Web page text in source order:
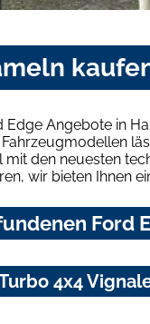
Edge Angebote in
mit den neuesten
wir bieten Ihnen
Ford
4x4